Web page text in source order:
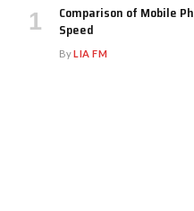
Comparison of Mobile
Speed
ByLIA FM